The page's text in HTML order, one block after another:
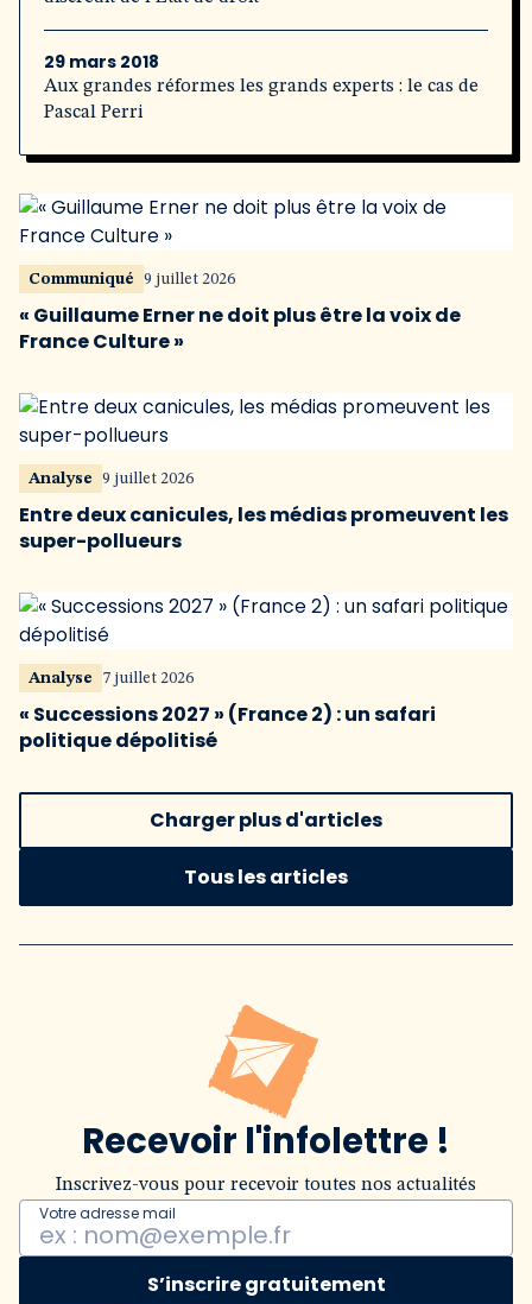
29 mars 2018
Aux grandes réformes les grands experts : le cas de
Pascal Perri
Communiqué 9 juillet 2026
« Guillaume Erner ne doit plus être la voix de
France Culture »
Analyse 9 juillet 2026
Entre deux canicules, les médias promeuvent les
super-pollueurs
Analyse 7 juillet 2026
« Successions 2027 » (France 2) : un safari
politique dépolitisé
Charger plus d'articles
Tous les articles
Recevoir l'infolettre !
Inscrivez-vous pour recevoir toutes nos actualités
Votre adresse mail
S’inscrire gratuitement